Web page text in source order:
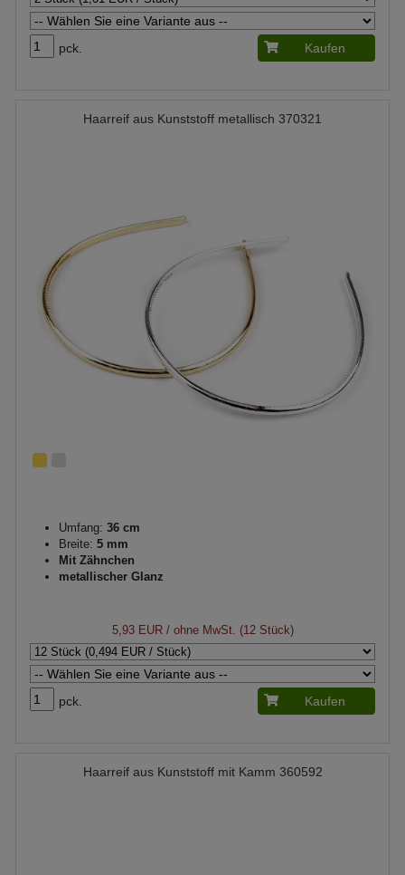
pck. Kaufen
Haarreif aus Kunststoff metallisch 370321
Umfang: 36 cm
Breite: 5 mm
Mit Zähnchen
metallischer Glanz
5,93 EUR/ ohne MwSt. (12 Stück)
pck. Kaufen
Haarreif aus Kunststoff mit Kamm 360592